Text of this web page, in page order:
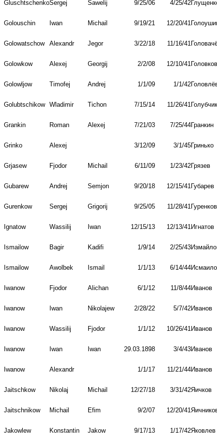
GluschtschenkoSergej Sawelij 9/25/06 4/25/42
Golouschin Iwan Michail 9/19/21 12/20/41
Golowatschow Alexandr Jegor 3/22/18 11/16/41
Golowkow Alexej Georgij 2/2/08 12/10/41Головков
Golowljow Timofej Andrej 1/1/09 1/1/42
Golubtschikow Wladimir Tichon 7/15/14 11/26/41
Grankin Roman Alexej 7/21/03 7/25/44Гранкин
Grinko Alexej 3/12/09 3/1/45Гринько
Grjasew Fjodor Michail 6/11/09 1/23/42Грязев
Gubarew Andrej Semjon 9/20/18 12/15/41Губарев
Gurenkow Sergej Grigorij 9/25/05 11/28/41Гуренков
Ignatow Wassilij Iwan 12/15/13 12/13/41Игнатов
Ismailow Bagir Kadifi 1/9/14 2/25/43
Ismailow Awolbek Ismail 1/1/13 6/14/44
Iwanow Fjodor Alichan 6/1/12 11/8/44Иванов
Iwanow Iwan Nikolajew 2/28/22 5/7/42Иванов
Iwanow Wassilij Fjodor 1/1/12 10/26/41Иванов
Iwanow Iwan Iwan 29.03.1898 3/4/43Иванов
Iwanow Alexandr 1/1/17 11/21/44Иванов
Jaitschkow Nikolaj Michail 12/27/18 3/31/42Яичков
Jaitschnikow Michail Efim 9/2/07 12/20/41
Jakowlew Konstantin Jakow 9/17/13 1/17/42Яковлев